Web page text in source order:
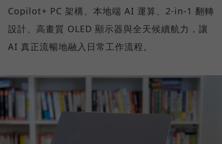
Copilot+ PC 架構、本地端 AI 運算、2-in-1 翻轉
設計、高畫質 OLED 顯示器與全天候續航力，讓
AI 真正流暢地融入日常工作流程。